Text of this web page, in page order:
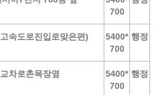
700
속도로진입로맞은편)
5400*
700
행정
차로촌목장옆
5400*
700
행정